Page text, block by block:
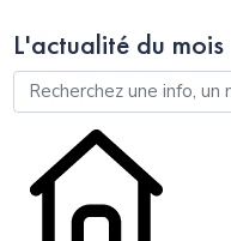
L'actualité du mois